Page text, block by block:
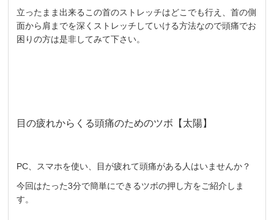
立ったまま出来るこの首のストレッチはどこでも行え、首の側
面から肩までを深くストレッチしていける方法なので頭痛でお
困りの方は是非してみて下さい。
目の疲れからくる頭痛のためのツボ【太陽】
PC、スマホを使い、目が疲れて頭痛がある人はいませんか？
今回はたった3分で簡単にできるツボの押し方をご紹介しま
す。